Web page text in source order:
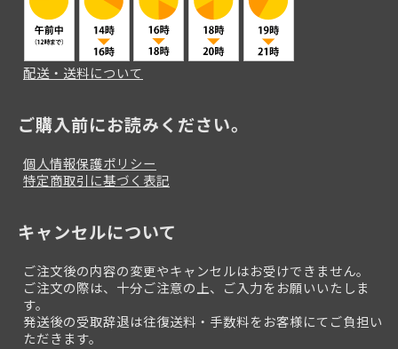
配送・送料について
ご購入前にお読みください。
個人情報保護ポリシー
特定商取引に基づく表記
キャンセルについて
ご注文後の内容の変更やキャンセルはお受けできません。
ご注文の際は、十分ご注意の上、ご入力をお願いいたしま
す。
発送後の受取辞退は往復送料・手数料をお客様にてご負担い
ただきます。